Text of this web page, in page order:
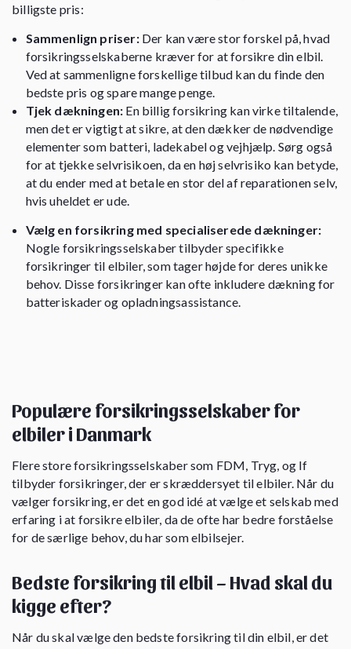
billigste pris:
Sammenlign priser:Der kan være stor forskel på, hvad
forsikringsselskaberne kræver for at forsikre din elbil.
Ved at sammenligne forskellige tilbud kan du finde den
bedste pris og spare mange penge.
Tjek dækningen: En billig forsikring kan virke tiltalende,
men det er vigtigt at sikre, at den dækker de nødvendige
elementer som batteri, ladekabel og vejhjælp. Sørg også
for at tjekke selvrisikoen, da en høj selvrisiko kan betyde,
at du ender med at betale en stor del af reparationen selv,
hvis uheldet er ude.
Vælg en forsikring med specialiserede dækninger:
Nogle forsikringsselskaber tilbyder specifikke
forsikringer til elbiler, som tager højde for deres unikke
behov. Disse forsikringer kan ofte inkludere dækning for
batteriskader og opladningsassistance.
Populære forsikringsselskaber for
elbiler i Danmark
Flere store forsikringsselskaber som FDM, Tryg, og If
tilbyder forsikringer, der er skræddersyet til elbiler. Når du
vælger forsikring, er det en god idé at vælge et selskab med
erfaring i at forsikre elbiler, da de ofte har bedre forståelse
for de særlige behov, du har som elbilsejer.
Bedste forsikring til elbil – Hvad skal du
kigge efter?
Når du skal vælge den bedste forsikring til din elbil, er det